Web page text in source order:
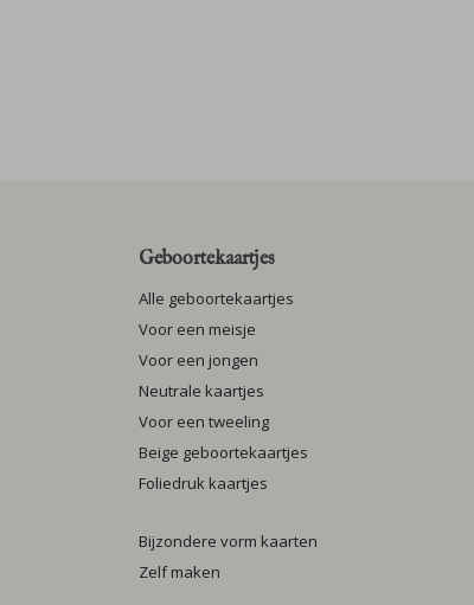
Geboortekaartjes
Alle geboortekaartjes
Voor een meisje
Voor een jongen
Neutrale kaartjes
Voor een tweeling
Beige geboortekaartjes
Foliedruk kaartjes
Bijzondere vorm kaarten
Zelf maken